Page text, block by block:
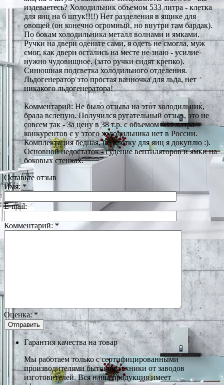
издеваетесь? Холодильник объемом 533 литра - клетка
для яиц на 6 штук!!!!) Нет разделения в ящике для
овощей (он конечно огромный, но внутри там бардак).
По бокам холодильника металл волнами и ямками.
Ручки на двери оденьте сами, я одеть не смогла, муж
смог, как двери остались на месте не знаю - усилие
нужно чудовищное. (зато ручки сидят крепко).
Синюшная подсветка холодильного отделения.
Льдогенератор это простая ванночка для льда, нет
никакого льдогенератора!
Комментарий: Не было отзыва на этот холодильник,
брала вслепую. Получился ругательный отзыв, это не
совсем так - За цену в 38 т.р. с объемом 533 литра
конкурентов с у этого холодильника нет в России.
Комплектация бедная, но клетку для яиц я докуплю :).
Основной недостаток - гудение вентиляторов и ямки на
боковых стенках.
Оставьте отзыв
Имя: *
E-mail:
Комментарий: *
Оценка:*
Гарантия качества на товар
Мы работаем только с сертифицированными
производителями бытовой техники от заводов
изготовителей. Вся наша продукция имеет